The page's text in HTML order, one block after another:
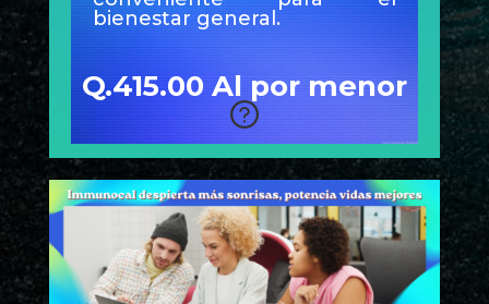
bienestar general.
Q.415.00 Al por menor